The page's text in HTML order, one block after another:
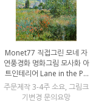
Monet77 직접그린 모네 자
연풍경화 명화그림 모사화 아
트인테리어 Lane in the Po
ppy Field 사이즈 60x80c
m 100% 수작업 캔버스유화
주문제작 3-4주 소요, 그림크
기변경 문의요망